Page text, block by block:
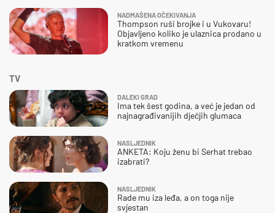
NADMAŠENA OČEKIVANJA
Thompson ruši brojke i u Vukovaru!
Objavljeno koliko je ulaznica prodano u
kratkom vremenu
TV
DALEKI GRAD
Ima tek šest godina, a već je jedan od
najnagrađivanijih dječjih glumaca
NASLJEDNIK
ANKETA: Koju ženu bi Serhat trebao
izabrati?
NASLJEDNIK
Rade mu iza leđa, a on toga nije
svjestan